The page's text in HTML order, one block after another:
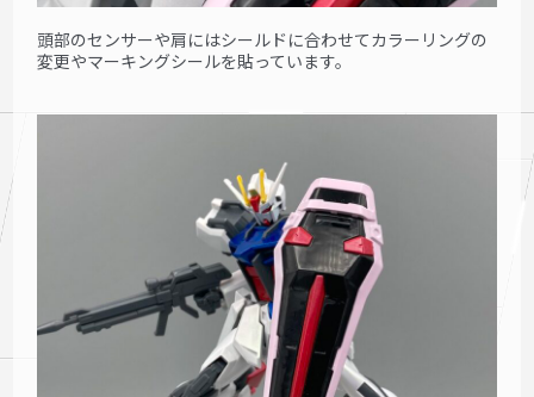
頭部のセンサーや肩にはシールドに合わせてカラーリングの
変更やマーキングシールを貼っています。